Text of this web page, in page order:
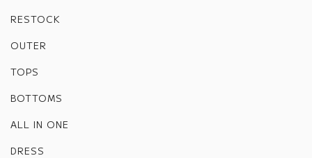
RESTOCK
OUTER
TOPS
BOTTOMS
ALL IN ONE
DRESS